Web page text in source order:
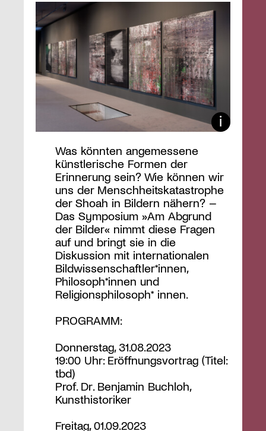
Was könnten angemessene
künstlerische Formen der
Erinnerung sein? Wie können wir
uns der Menschheitskatastrophe
der Shoah in Bildern nähern? –
Das Symposium »Am Abgrund
der Bilder« nimmt diese Fragen
auf und bringt sie in die
Diskussion mit internationalen
Bildwissenschaftler*innen,
Philosoph*innen und
Religionsphilosoph* innen.
PROGRAMM:
Donnerstag, 31.08.2023
19:00 Uhr: Eröffnungsvortrag (Titel:
tbd)
Prof. Dr. Benjamin Buchloh,
Kunsthistoriker
Freitag, 01.09.2023